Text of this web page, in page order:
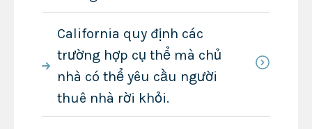
California quy định các
trường hợp cụ thể mà chủ
nhà có thể yêu cầu người
thuê nhà rời khỏi.